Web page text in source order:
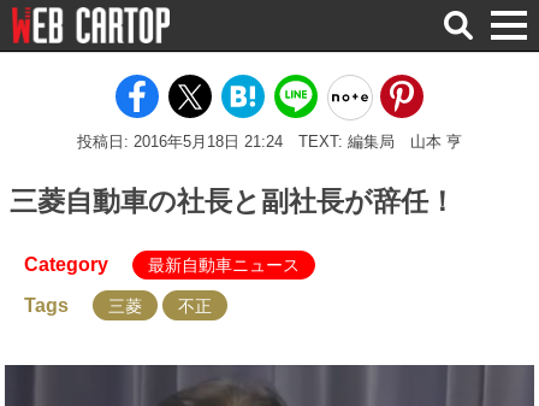
検
索
投稿日: 2016年5月18日 21:24 TEXT: 編集局 山本 亨
三菱自動車の社長と副社長が辞任！
Category 最新自動車ニュース
Tags 三菱 不正